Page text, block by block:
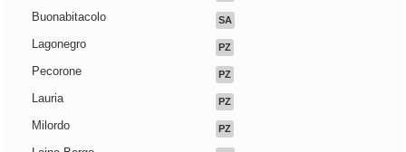
Buonabitacolo SA
Lagonegro PZ
Pecorone PZ
Lauria PZ
Milordo PZ